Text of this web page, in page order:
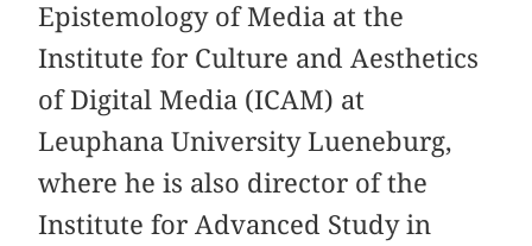
Epistemology of Media at the
Institute for Culture and Aesthetics
of Digital Media (ICAM) at
Leuphana University Lueneburg,
where he is also director of the
Institute for Advanced Study in